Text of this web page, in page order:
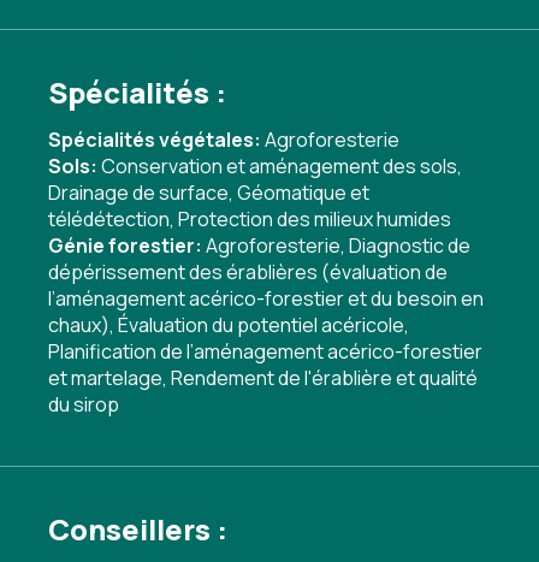
Spécialités :
Spécialités végétales: Agroforesterie
Sols: Conservation et aménagement des sols,
Drainage de surface, Géomatique et
télédétection, Protection des milieux humides
Génie forestier: Agroforesterie, Diagnostic de
dépérissement des érablières (évaluation de
l’aménagement acérico-forestier et du besoin en
chaux), Évaluation du potentiel acéricole,
Planification de l’aménagement acérico-forestier
et martelage, Rendement de l'érablière et qualité
du sirop
Conseillers :